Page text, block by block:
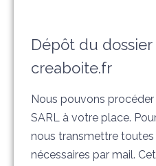
Dépôt du
creaboite.fr
Nous pouvons
SARL à votre place.
nous transmettre
nécessaires par mail.